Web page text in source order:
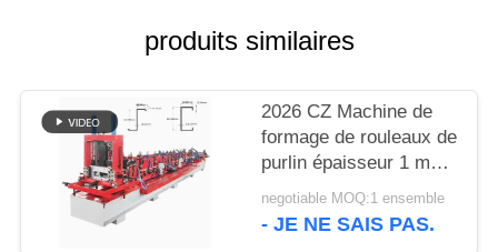
CONFIDENTIALITÉ
produits similaires
2026 CZ Machine de
formage de rouleaux de
purlin épaisseur 1 mm-
3 mm Haute efficacité
negotiable MOQ:1 ensemble
- JE NE SAIS PAS.